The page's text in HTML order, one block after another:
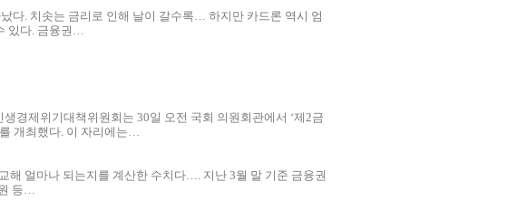
다. 치솟는 금리로 인해 날이 갈수록… 하지만 카드론 역시 엄
있다. 금융권…
경제위기대책위원회는 30일 오전 국회 의원회관에서 ‘제2금
개최했다. 이 자리에는…
해 얼마나 되는지를 계산한 수치다…. 지난 3월 말 기준 금융권
등…